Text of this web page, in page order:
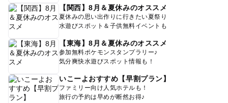
【関西】8月＆夏休みのオススメ
夏休みの思い出作りに行きたい夏祭り
水遊びスポット＆子供無料イベントも
【東海】8月＆夏休みのオススメ
参加無料ポケモンスタンプラリー♪
気分爽快水遊びスポット情報も！
いこーよおすすめ【早割プラン】
ファミリー向け人気ホテルも！
旅行の予約は早めが断然お得♪